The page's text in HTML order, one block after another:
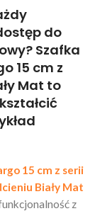
do
Szafka
15 cm z
Mat to
15 cm z serii
Biały Mat
z